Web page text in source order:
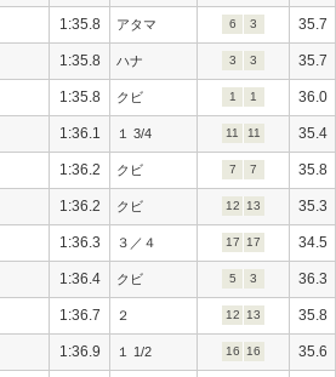
1:35.8 アタマ 6 3 35.7
1:35.8 ハナ 3 3 35.7
1:35.8 クビ 1 1 36.0
1:36.1 １ 3/4 11 11 35.4
1:36.2 クビ 7 7 35.8
1:36.2 クビ 12 13 35.3
1:36.3 ３／４ 17 17 34.5
1:36.4 クビ 5 3 36.3
1:36.7 ２ 12 13 35.8
1:36.9 １ 1/2 16 16 35.6